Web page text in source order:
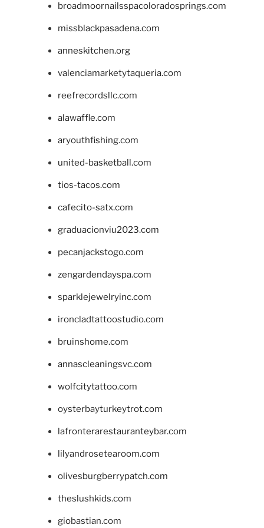
broadmoornailsspacoloradosprings.com
missblackpasadena.com
anneskitchen.org
valenciamarketytaqueria.com
reefrecordsllc.com
alawaffle.com
aryouthfishing.com
united-basketball.com
tios-tacos.com
cafecito-satx.com
graduacionviu2023.com
pecanjackstogo.com
zengardendayspa.com
sparklejewelryinc.com
ironcladtattoostudio.com
bruinshome.com
annascleaningsvc.com
wolfcitytattoo.com
oysterbayturkeytrot.com
lafronterarestauranteybar.com
lilyandrosetearoom.com
olivesburgberrypatch.com
theslushkids.com
giobastian.com